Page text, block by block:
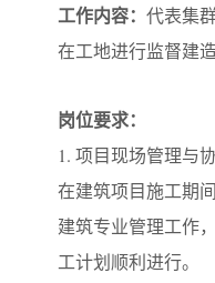
工作内容： 代表集
在工地进行监督建
岗位要求：
1. 项目现场管理与
在建筑项目施工期
建筑专业管理工作
工计划顺利进行。